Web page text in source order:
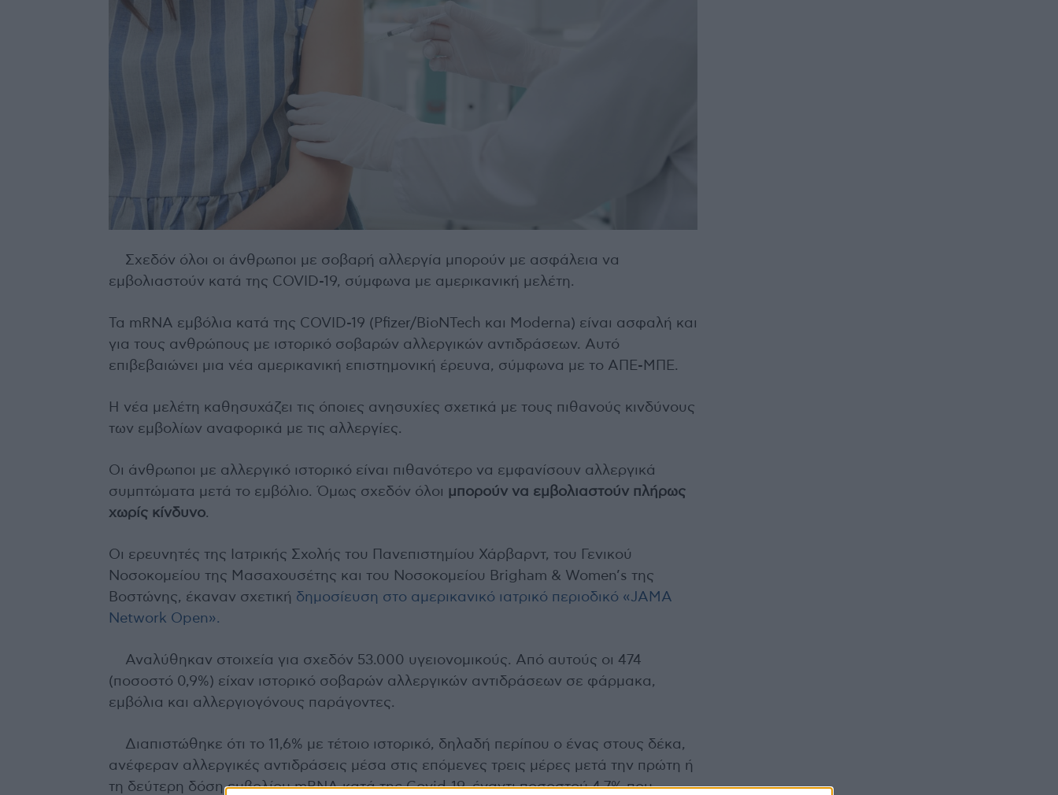
Σχεδόν όλοι οι άνθρωποι με σοβαρή αλλεργία μπορούν με ασφάλεια να
εμβολιαστούν κατά της COVID-19, σύμφωνα με αμερικανική μελέτη.
Τα mRNA εμβόλια κατά της COVID-19 (Pfizer/BioNTech και Moderna) είναι ασφαλή και
για τους ανθρώπους με ιστορικό σοβαρών αλλεργικών αντιδράσεων. Αυτό
επιβεβαιώνει μια νέα αμερικανική επιστημονική έρευνα, σύμφωνα με το ΑΠΕ-ΜΠΕ.
Η νέα μελέτη καθησυχάζει τις όποιες ανησυχίες σχετικά με τους πιθανούς κινδύνους
των εμβολίων αναφορικά με τις αλλεργίες.
Οι άνθρωποι με αλλεργικό ιστορικό είναι πιθανότερο να εμφανίσουν αλλεργικά
συμπτώματα μετά το εμβόλιο. Όμως σχεδόν όλοι μπορούν να εμβολιαστούν πλήρως
χωρίς κίνδυνο.
Οι ερευνητές της Ιατρικής Σχολής του Πανεπιστημίου Χάρβαρντ, του Γενικού
Νοσοκομείου της Μασαχουσέτης και του Νοσοκομείου Brigham & Women’s της
Βοστώνης, έκαναν σχετική δημοσίευση στο αμερικανικό ιατρικό περιοδικό «JAMA
Network Open».
Αναλύθηκαν στοιχεία για σχεδόν 53.000 υγειονομικούς. Από αυτούς οι 474
(ποσοστό 0,9%) είχαν ιστορικό σοβαρών αλλεργικών αντιδράσεων σε φάρμακα,
εμβόλια και αλλεργιογόνους παράγοντες.
Διαπιστώθηκε ότι το 11,6% με τέτοιο ιστορικό, δηλαδή περίπου ο ένας στους δέκα,
ανέφεραν αλλεργικές αντιδράσεις μέσα στις επόμενες τρεις μέρες μετά την πρώτη ή
τη δεύτερη δόση εμβολίου mRNA κατά της Covid-19, έναντι ποσοστού 4,7% που